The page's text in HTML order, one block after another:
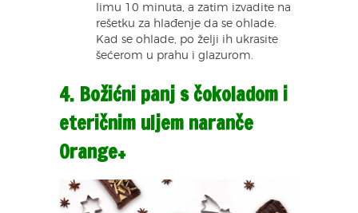
limu 10 minuta, a zatim izvadite na
rešetku za hlađenje da se ohlade.
Kad se ohlade, po želji ih ukrasite
šećerom u prahu i glazurom.
4. Božićni panj s čokoladom i
eteričnim uljem naranče
Orange+